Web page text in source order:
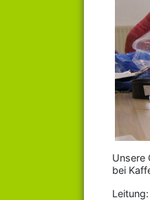
Unsere
bei